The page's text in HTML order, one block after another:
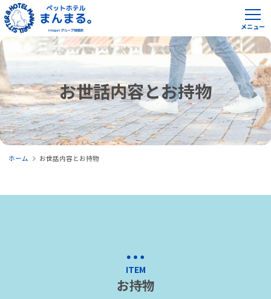
お世話内容とお持物
ホーム お世話内容とお持物
ITEM
お持物